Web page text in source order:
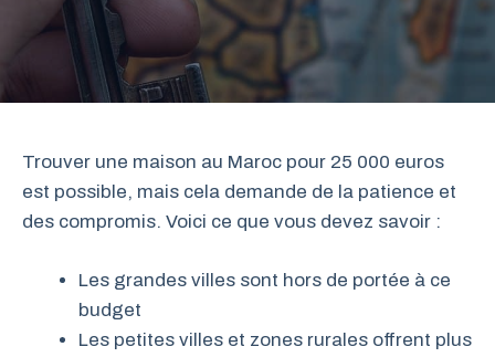
Trouver une maison au Maroc pour 25 000 euros
est possible, mais cela demande de la patience et
des compromis. Voici ce que vous devez savoir :
Les grandes villes sont hors de portée à ce
budget
Les petites villes et zones rurales offrent plus